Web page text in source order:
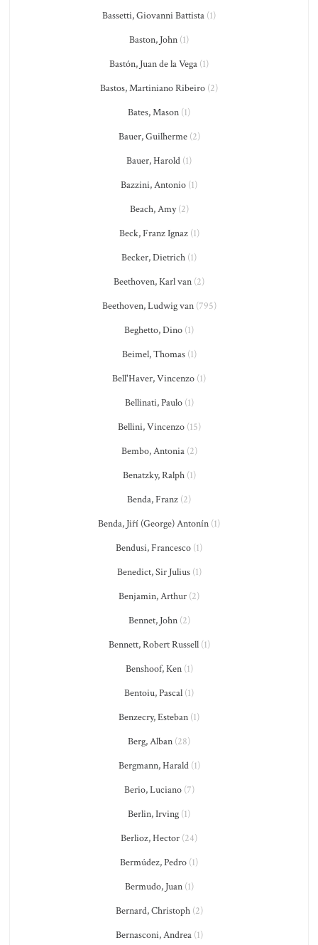
Bassetti, Giovanni Battista (1)
Baston, John (1)
Bastón, Juan de la Vega (1)
Bastos, Martiniano Ribeiro (2)
Bates, Mason (1)
Bauer, Guilherme(2)
Bauer, Harold (1)
Bazzini, Antonio (1)
Beach, Amy(2)
Beck, Franz Ignaz(1)
Becker, Dietrich (1)
Beethoven, Karl van (2)
Beethoven, Ludwig van(795)
Beghetto, Dino (1)
Beimel, Thomas(1)
Bell'Haver, Vincenzo (1)
Bellinati, Paulo(1)
Bellini, Vincenzo(15)
Bembo, Antonia(2)
Benatzky, Ralph(1)
Benda, Franz (2)
Benda, Jiří (George) Antonín (1)
Bendusi, Francesco (1)
Benedict, Sir Julius(1)
Benjamin, Arthur (2)
Bennet, John(2)
Bennett, Robert Russell(1)
Benshoof, Ken(1)
Bentoiu, Pascal (1)
Benzecry, Esteban (1)
Berg, Alban (28)
Bergmann, Harald(1)
Berio, Luciano(7)
Berlin, Irving (1)
Berlioz, Hector (24)
Bermúdez, Pedro (1)
Bermudo, Juan(1)
Bernard, Christoph(2)
Bernasconi, Andrea(1)